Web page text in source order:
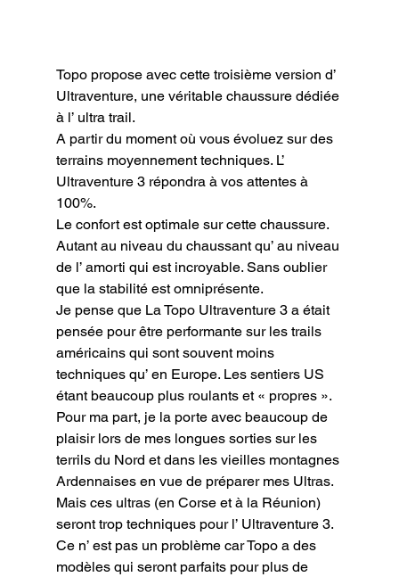
Topo propose avec cette troisième version d’
Ultraventure, une véritable chaussure dédiée
à l’ ultra trail.
A partir du moment où vous évoluez sur des
terrains moyennement techniques. L’
Ultraventure 3 répondra à vos attentes à
100%.
Le confort est optimale sur cette chaussure.
Autant au niveau du chaussant qu’ au niveau
de l’ amorti qui est incroyable. Sans oublier
que la stabilité est omniprésente.
Je pense que La Topo Ultraventure 3 a était
pensée pour être performante sur les trails
américains qui sont souvent moins
techniques qu’ en Europe. Les sentiers US
étant beaucoup plus roulants et « propres ».
Pour ma part, je la porte avec beaucoup de
plaisir lors de mes longues sorties sur les
terrils du Nord et dans les vieilles montagnes
Ardennaises en vue de préparer mes Ultras.
Mais ces ultras (en Corse et à la Réunion)
seront trop techniques pour l’ Ultraventure 3.
Ce n’ est pas un problème car Topo a des
modèles qui seront parfaits pour plus de